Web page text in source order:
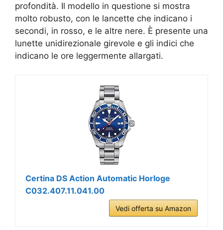
profondità. Il modello in questione si mostra
molto robusto, con le lancette che indicano i
secondi, in rosso, e le altre nere. È presente una
lunette unidirezionale girevole e gli indici che
indicano le ore leggermente allargati.
Certina DS Action Automatic Horloge
C032.407.11.041.00
Vedi offerta su Amazon